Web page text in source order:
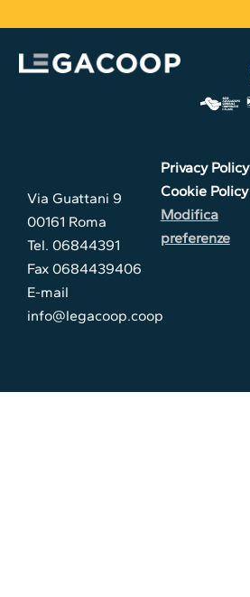
Via Guattani 9
00161 Roma
Tel. 06844391
Fax 0684439406
E-mail
info@legacoop.coop
Privacy Policy
Cookie Policy
Modifica
preferenze